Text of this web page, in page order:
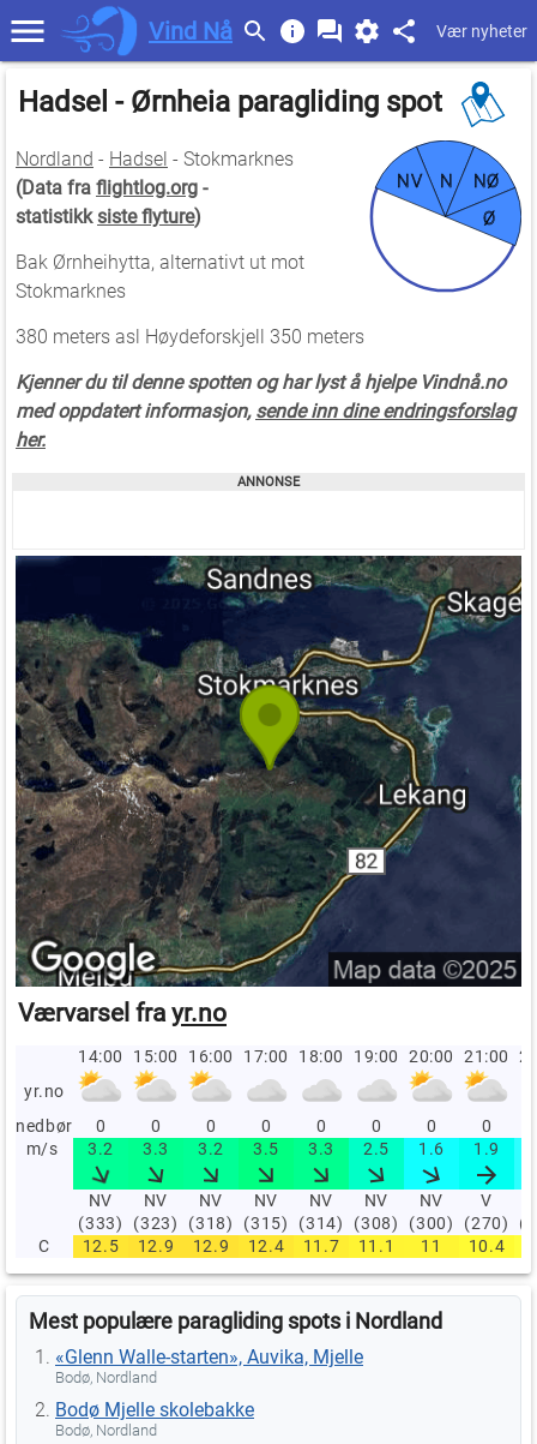
Vind Nå Vær nyheter
Hadsel - Ørnheia paragliding spot
N
NØ
Ø
NV
Nordland - Hadsel - Stokmarknes
(Data fra flightlog.org -
statistikk siste flyture)
Bak Ørnheihytta, alternativt ut mot
Stokmarknes
380 meters asl Høydeforskjell 350 meters
Kjenner du til denne spotten og har lyst å hjelpe Vindnå.no
med oppdatert informasjon, sende inn dine endringsforslag
her.
Værvarsel fra yr.no
14:00 15:00 16:00 17:00 18:00 19:00 20:00 21:00
yr.no
nedbør
0 0 0 0 0 0 0 0
m/s
3.2 3.3 3.2 3.5 3.3 2.5 1.6 1.9
NV
(333)
NV
(323)
NV
(318)
NV
(315)
NV
(314)
NV
(308)
NV
(300)
V
(270)
C
12.5 12.9 12.9 12.4 11.7 11.1 11 10.4
Mest populære paragliding spots i Nordland
«Glenn Walle-starten», Auvika, Mjelle
Bodø, Nordland
Bodø Mjelle skolebakke
Bodø, Nordland